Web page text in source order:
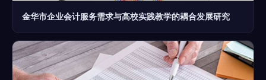
金华市企业会计服务需求与高校实践教学的耦合发展研究